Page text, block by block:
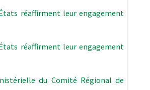
réaffirment leur engagement
réaffirment leur engagement
du Comité Régional de